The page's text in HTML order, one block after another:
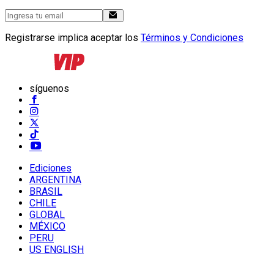
Registrarse implica aceptar los Términos y Condiciones
síguenos
Ediciones
ARGENTINA
BRASIL
CHILE
GLOBAL
MÉXICO
PERU
US ENGLISH